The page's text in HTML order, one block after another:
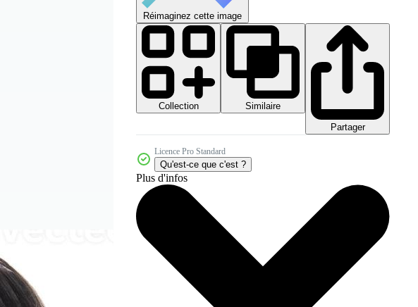
Réimaginez cette image
Collection
Similaire
Partager
Licence Pro Standard
Qu'est-ce que c'est ?
Plus d'infos